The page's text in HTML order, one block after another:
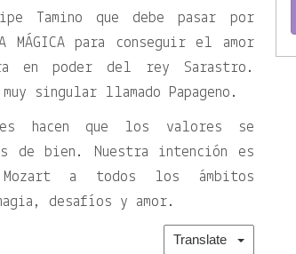
Tamino que debe pasar por
MÁGICA para conseguir el amor
en poder del rey Sarastro.
singular llamado Papageno.
hacen que los valores se
de bien. Nuestra intención es
a todos los ámbitos
desafíos y amor.
Translate